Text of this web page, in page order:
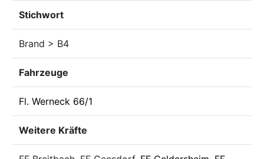
Stichwort
Brand > B4
Fahrzeuge
Fl. Werneck 66/1
Weitere Kräfte